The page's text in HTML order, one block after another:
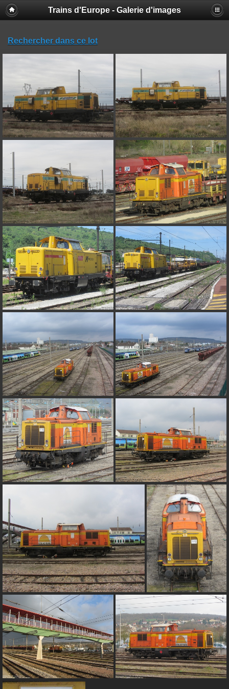
Trains d'Europe - Galerie d'images
Rechercher dans ce lot